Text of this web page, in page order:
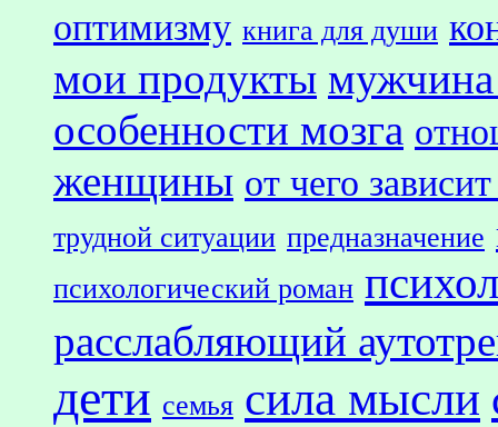
оптимизму книга для души
мои продукты
особенности мозга
женщины от чего
трудной ситуации предназначение
психологический роман
расслабляющий
дети семья сила мысли